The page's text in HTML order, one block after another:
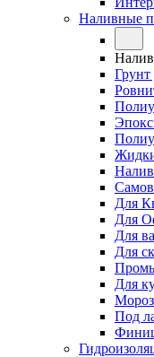
Наливные
Грунт
Для
Для
Для
Для
Для
Под